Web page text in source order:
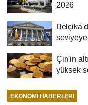
2026
seviyeye
Çin'in
yüksek
EKONOMI HABERLERI